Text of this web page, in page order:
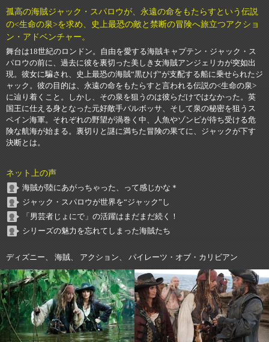
孤高の海賊ジャック・スパロウが、永遠の命をもたらすという伝説
の<生命の泉>を求め、史上最恐の敵と禁断の冒険へ旅立つアクショ
ン・アドベンチャー。
舞台は18世紀のロンドン。自由を愛する海賊キャプテン・ジャック・ス
パロウの前に、過去に彼を裏切った美しき女海賊アンジェリカが突如出
現。彼女に騙され、史上最恐の海賊“黒ひげ”が支配する船に乗せられたジ
ャック。彼の目的は、永遠の命をもたらすと言われる伝説の<生命の泉>
に辿り着くこと。しかし、その泉を狙うのは彼らだけではなかった。英
国王に仕える身となった元好敵手バルボッサ、そして泉の秘密を狙うス
ペイン海軍。それぞれの野望が渦巻く中、人魚やゾンビが待ち受ける危
険な航海が始まる。裏切りと謎に満ちた冒険の果てに、ジャックが下す
決断とは。
ネット上の声
海賊が陸にあがっちゃった、って感じかな＊
ジャック・スパロウが世界を“ジャック”し
「男芸者じょにで」の活躍はまだまだ続く！
シリーズの魅力を忘れてしまった海賊たち
ディズニー、 海賊、 アクション、 パイレーツ・オブ・カリビアン